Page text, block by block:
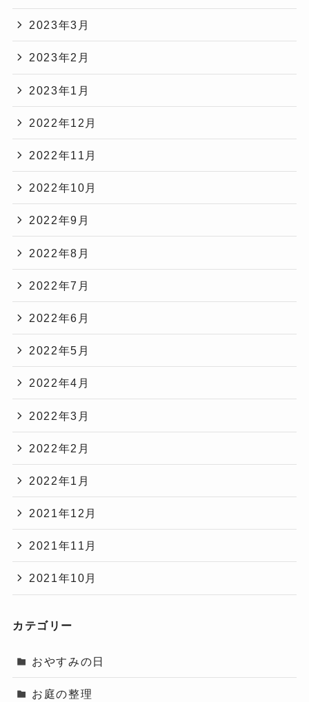
2023年3月
2023年2月
2023年1月
2022年12月
2022年11月
2022年10月
2022年9月
2022年8月
2022年7月
2022年6月
2022年5月
2022年4月
2022年3月
2022年2月
2022年1月
2021年12月
2021年11月
2021年10月
カテゴリー
おやすみの日
お庭の整理